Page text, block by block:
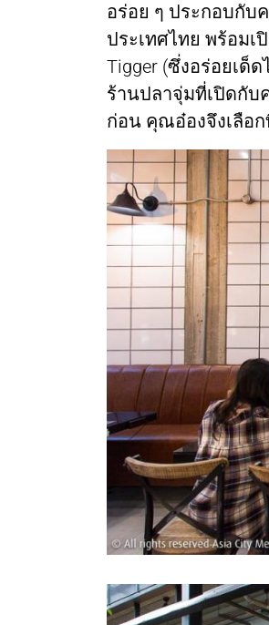
อร่อย ๆ ประกอบกับ
ประเทศไทย พร้อม
Tigger (ซึ่งอร่อยเด็
ร้านปลาจุ่มที่เปิดกับ
ก่อน คุณอ๋องจึงเลือ